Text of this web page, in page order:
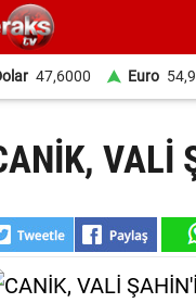
47,6000 Euro
VALİ